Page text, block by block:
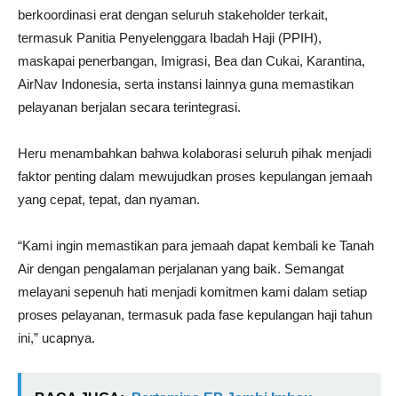
berkoordinasi erat dengan seluruh stakeholder terkait,
termasuk Panitia Penyelenggara Ibadah Haji (PPIH),
maskapai penerbangan, Imigrasi, Bea dan Cukai, Karantina,
AirNav Indonesia, serta instansi lainnya guna memastikan
pelayanan berjalan secara terintegrasi.
Heru menambahkan bahwa kolaborasi seluruh pihak menjadi
faktor penting dalam mewujudkan proses kepulangan jemaah
yang cepat, tepat, dan nyaman.
“Kami ingin memastikan para jemaah dapat kembali ke Tanah
Air dengan pengalaman perjalanan yang baik. Semangat
melayani sepenuh hati menjadi komitmen kami dalam setiap
proses pelayanan, termasuk pada fase kepulangan haji tahun
ini,” ucapnya.